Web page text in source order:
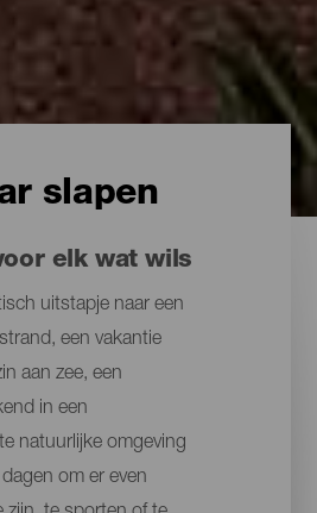
slapen
elk wat wils
uitstapje naar een
een vakantie
aan zee, een
in een
natuurlijke omgeving
om er even